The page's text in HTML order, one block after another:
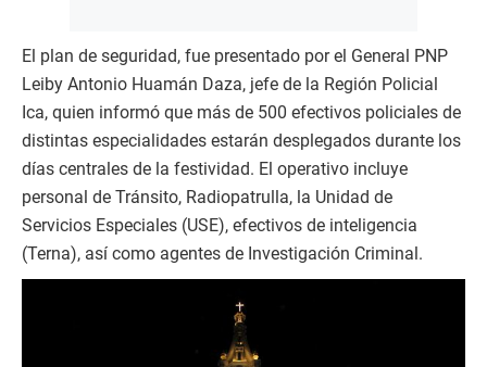
El plan de seguridad, fue presentado por el General PNP
Leiby Antonio Huamán Daza, jefe de la Región Policial
Ica, quien informó que más de 500 efectivos policiales de
distintas especialidades estarán desplegados durante los
días centrales de la festividad. El operativo incluye
personal de Tránsito, Radiopatrulla, la Unidad de
Servicios Especiales (USE), efectivos de inteligencia
(Terna), así como agentes de Investigación Criminal.